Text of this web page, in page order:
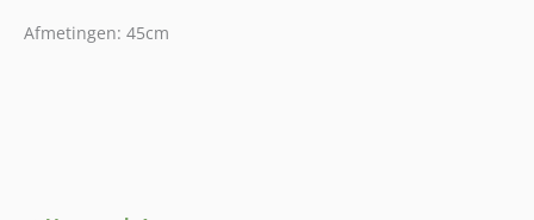
Afmetingen: 45cm